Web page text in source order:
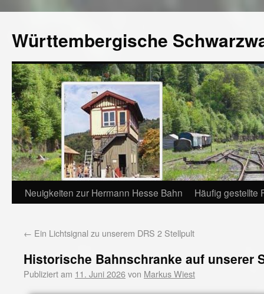
Württembergische
Neuigkeiten zur Hermann Hesse Bahn Häufig gestellte
← Ein Lichtsignal zu unserem DRS 2 Stellpult
Historische Bahnschranke auf unserer
Publiziert am 11. Juni 2026von Markus Wiest